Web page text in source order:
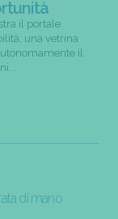
il portale
una vetrina
il
di mano